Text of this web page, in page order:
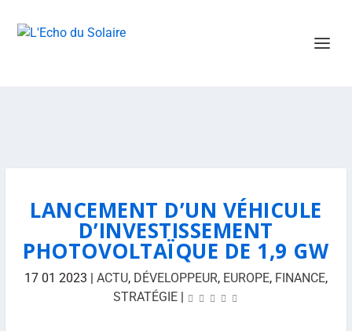
LANCEMENT D’UN VÉHICULE
D’INVESTISSEMENT
PHOTOVOLTAÏQUE DE 1,9 GW
17 01 2023 | ACTU, DÉVELOPPEUR, EUROPE, FINANCE,
STRATÉGIE|